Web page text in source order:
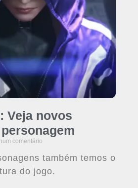
Veja novos
comentário
também temos o
do jogo.